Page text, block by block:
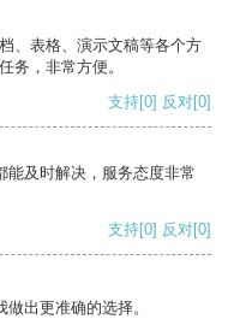
、表格、演示文稿等各个方
务，非常方便。
支持[0] 反对[0]
能及时解决，服务态度非常
支持[0] 反对[0]
出更准确的选择。